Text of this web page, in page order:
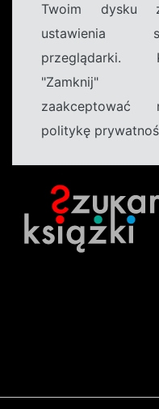
Twoim dysku
ustawienia
przeglądarki.
"Zamknij"
zaakceptować
politykę